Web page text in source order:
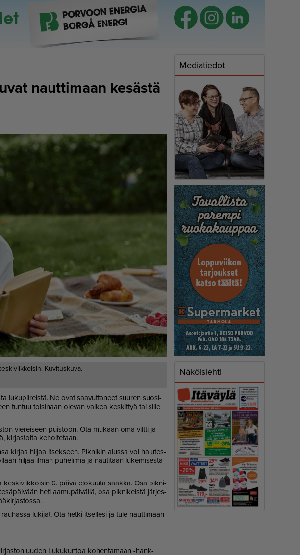
nauttimaan kesästä
Kuvituskuva.
lu­ku­pii­reis­tä. Ne ovat saa­vut­ta­neet suu­ren suo­si­
tun­tuu toi­si­naan ole­van vai­kea kes­kit­tyä tai sil­le
vie­rei­seen puis­toon. Ota mu­kaan oma vilt­ti ja
kir­jas­tol­ta ke­hoi­te­taan.
kir­jaa hil­jaa it­sek­seen. Pik­ni­kin alus­sa voi ha­lu­tes­
hil­jaa il­man pu­he­li­mia ja nau­ti­taan lu­ke­mi­ses­ta
kes­ki­viik­koi­sin 6. päi­vä elo­kuu­ta saak­ka. Osa pik­ni­
heti aa­mu­päi­väl­lä, osa pik­ni­keis­tä jär­jes­
lu­ki­jat. Ota het­ki it­sel­le­si ja tule naut­ti­maan
uu­den Lu­ku­kun­toa ko­hen­ta­maan -hank­
Mediatiedot
Näköislehti